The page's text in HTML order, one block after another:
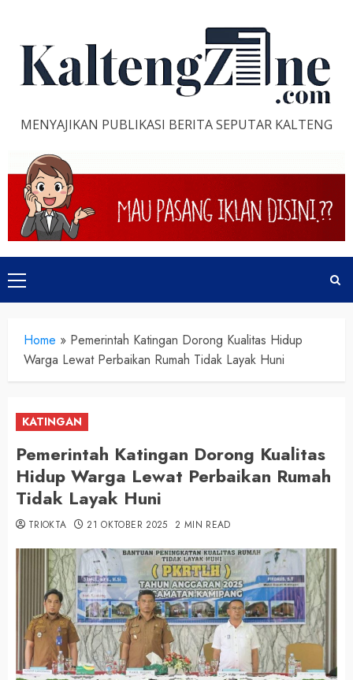
content
MENYAJIKAN PUBLIKASI BERITA SEPUTAR KALTENG
Primary
Menu
Home » Pemerintah Katingan Dorong Kualitas Hidup
Warga Lewat Perbaikan Rumah Tidak Layak Huni
KATINGAN
Pemerintah Katingan Dorong Kualitas
Hidup Warga Lewat Perbaikan Rumah
Tidak Layak Huni
TRIOKTA 21 OKTOBER 2025 2 MIN READ